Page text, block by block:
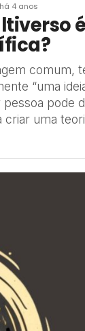
há 4 anos
comum,
“uma
pessoa pode
criar uma